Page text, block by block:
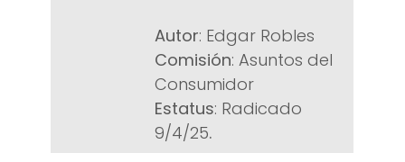
Autor: Edgar Robles
Comisión: Asuntos del
Consumidor
Estatus: Radicado
9/4/25.